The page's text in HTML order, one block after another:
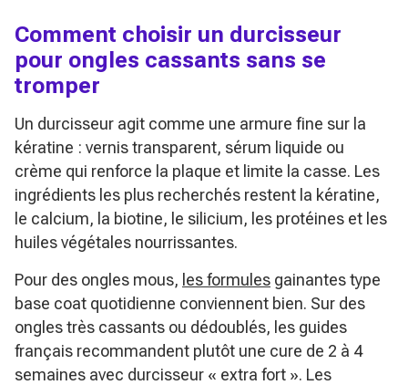
Comment choisir un durcisseur
pour ongles cassants sans se
tromper
Un durcisseur agit comme une armure fine sur la
kératine : vernis transparent, sérum liquide ou
crème qui renforce la plaque et limite la casse. Les
ingrédients les plus recherchés restent la kératine,
le calcium, la biotine, le silicium, les protéines et les
huiles végétales nourrissantes.
Pour des ongles mous, les formules gainantes type
base coat quotidienne conviennent bien. Sur des
ongles très cassants ou dédoublés, les guides
français recommandent plutôt une cure de 2 à 4
semaines avec durcisseur « extra fort ». Les